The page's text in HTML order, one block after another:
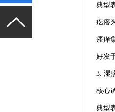
典型
疙瘩
瘙痒
好发
3. 湿
核心
典型